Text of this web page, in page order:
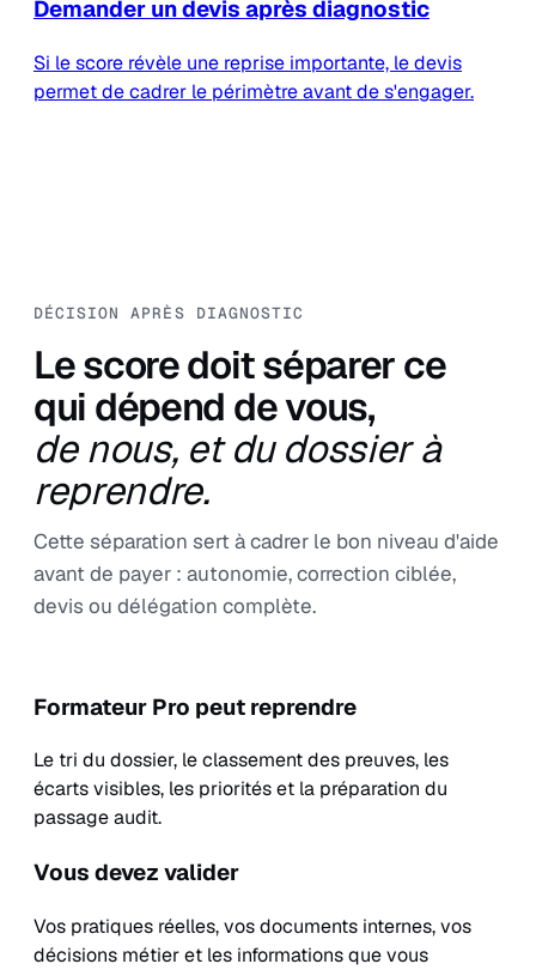
Demander un devis après diagnostic
Si le score révèle une reprise importante, le devis
permet de cadrer le périmètre avant de s'engager.
DÉCISION APRÈS DIAGNOSTIC
Le score doit séparer ce
qui dépend de vous,
de nous, et du dossier à
reprendre.
Cette séparation sert à cadrer le bon niveau d'aide
avant de payer : autonomie, correction ciblée,
devis ou délégation complète.
Formateur Pro peut reprendre
Le tri du dossier, le classement des preuves, les
écarts visibles, les priorités et la préparation du
passage audit.
Vous devez valider
Vos pratiques réelles, vos documents internes, vos
décisions métier et les informations que vous